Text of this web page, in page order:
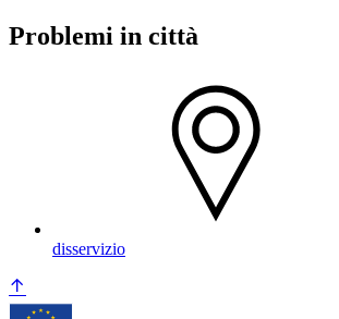
Problemi in città
disservizio